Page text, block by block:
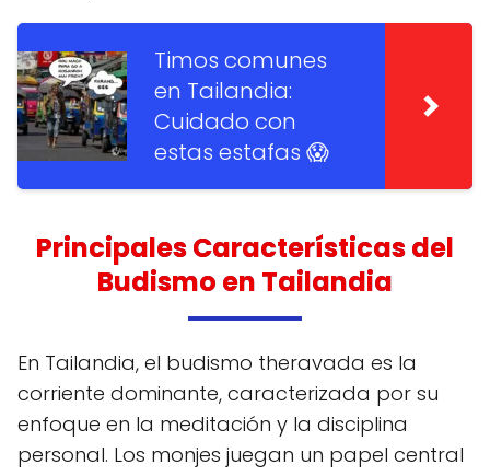
Timos comunes
en Tailandia:
Cuidado con
estas estafas 😱
Principales Características del
Budismo en Tailandia
En Tailandia, el budismo theravada es la
corriente dominante, caracterizada por su
enfoque en la meditación y la disciplina
personal. Los monjes juegan un papel central